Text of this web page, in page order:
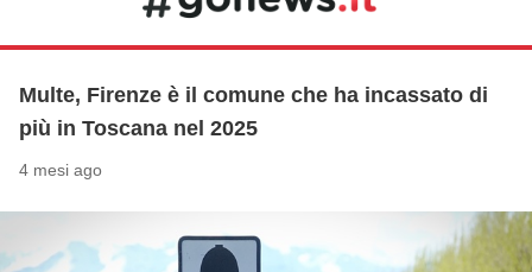
Multe, Firenze è il comune che ha incassato di
più in Toscana nel 2025
4 mesi ago